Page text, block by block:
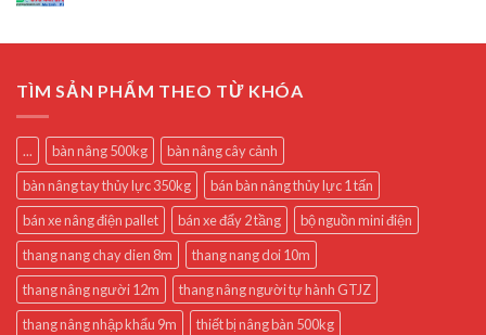
TÌM SẢN PHẨM THEO TỪ KHÓA
... bàn nâng 500kg
bàn nâng cây cảnh
bàn nâng tay thủy lực 350kg
bán bàn nâng thủy lực 1 tấn
bán xe nâng điện pallet
bán xe đẩy 2 tầng
bộ nguồn mini điện
thang nang chay dien 8m
thang nang doi 10m
thang nâng người 12m
thang nâng người tự hành GTJZ
thang nâng nhập khẩu 9m
thiết bị nâng bàn 500kg